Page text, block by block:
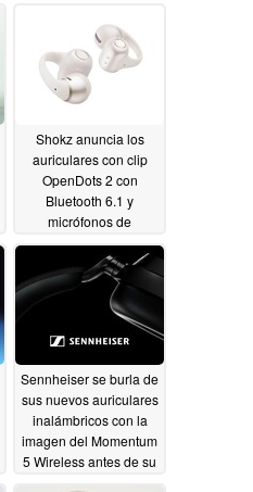
Shokz anuncia los
auriculares con clip
OpenDots 2 con
Bluetooth 6.1 y
micrófonos de
conducción ósea
06/05/2026
Sennheiser se burla de
sus nuevos auriculares
inalámbricos con la
imagen del Momentum
5 Wireless antes de su
lanzamiento05/21/2026